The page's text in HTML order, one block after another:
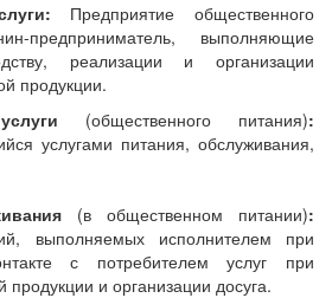
Предприятие общественного
предприниматель, выполняющие
реализации и организации
продукции.
(общественного питания):
услугами питания, обслуживания,
(в общественном питании):
выполняемых исполнителем при
с потребителем услуг при
продукции и организации досуга.